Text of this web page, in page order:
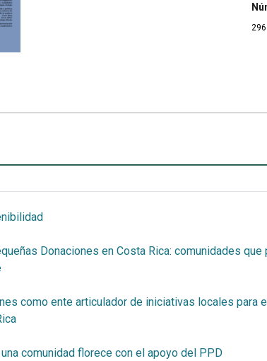
296
Donaciones en Costa Rica: comunidades que
como ente articulador de iniciativas locales para el
comunidad florece con el apoyo del PPD